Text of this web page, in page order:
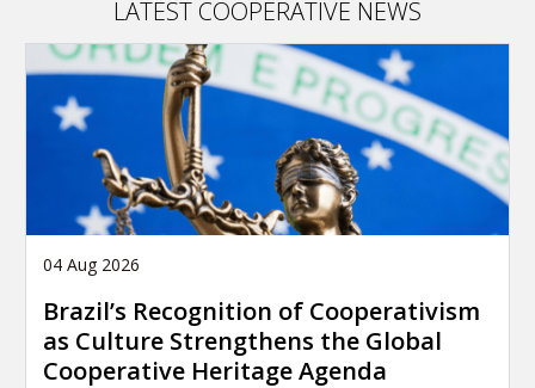
LATEST COOPERATIVE NEWS
04 Aug 2026
Brazil’s Recognition of Cooperativism
as Culture Strengthens the Global
Cooperative Heritage Agenda